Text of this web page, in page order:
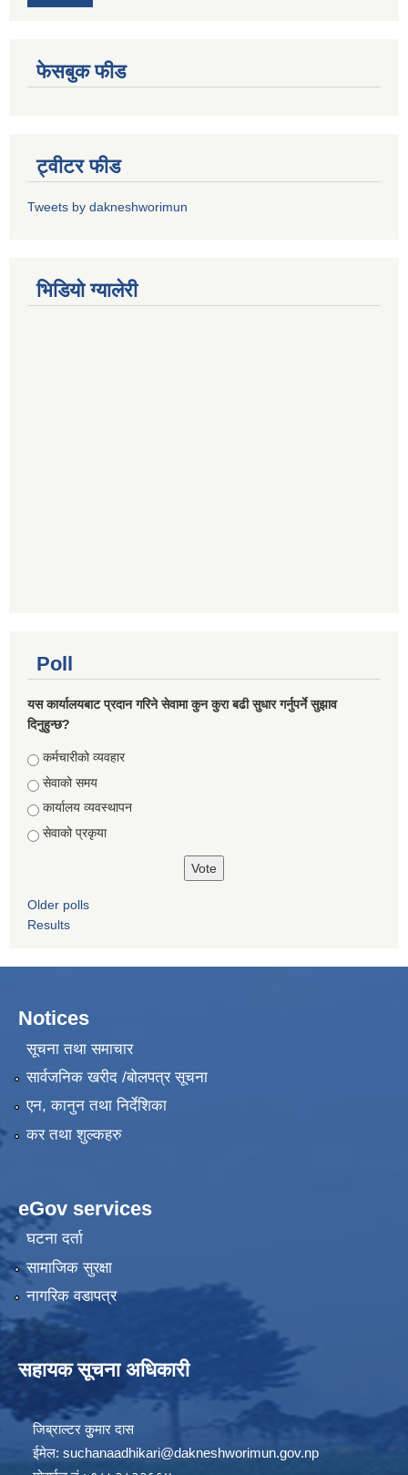
फेसबुक फीड
ट्वीटर फीड
Tweets by dakneshworimun
भिडियाे ग्यालेरी
Poll
यस कार्यालयबाट प्रदान गरिने सेवामा कुन कुरा बढी सुधार गर्नुपर्ने सुझाव
दिनुहुन्छ?
Choices
कर्मचारीको व्यवहार
सेवाको समय
कार्यालय व्यवस्थापन
सेवाको प्रकृया
Older polls
Results
Notices
सूचना तथा समाचार
सार्वजनिक खरीद /बोलपत्र सूचना
एन, कानुन तथा निर्देशिका
कर तथा शुल्कहरु
eGov services
घटना दर्ता
सामाजिक सुरक्षा
नागरिक वडापत्र
सहायक सूचना अधिकारी
जिब्राल्टर कुुमार दास
ईमेल: suchanaadhikari@dakneshworimun.gov.np